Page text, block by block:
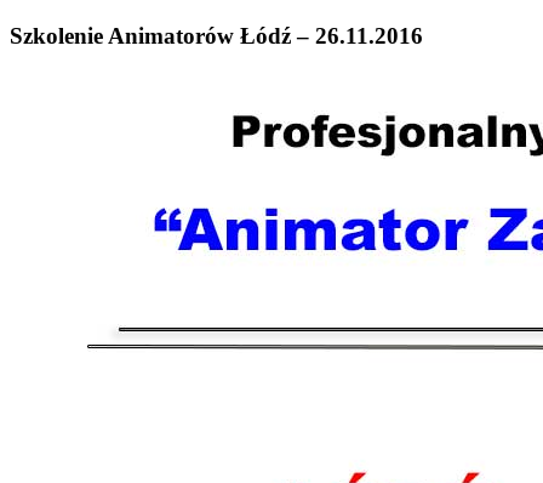
Szkolenie Animatorów Łódź – 26.11.2016